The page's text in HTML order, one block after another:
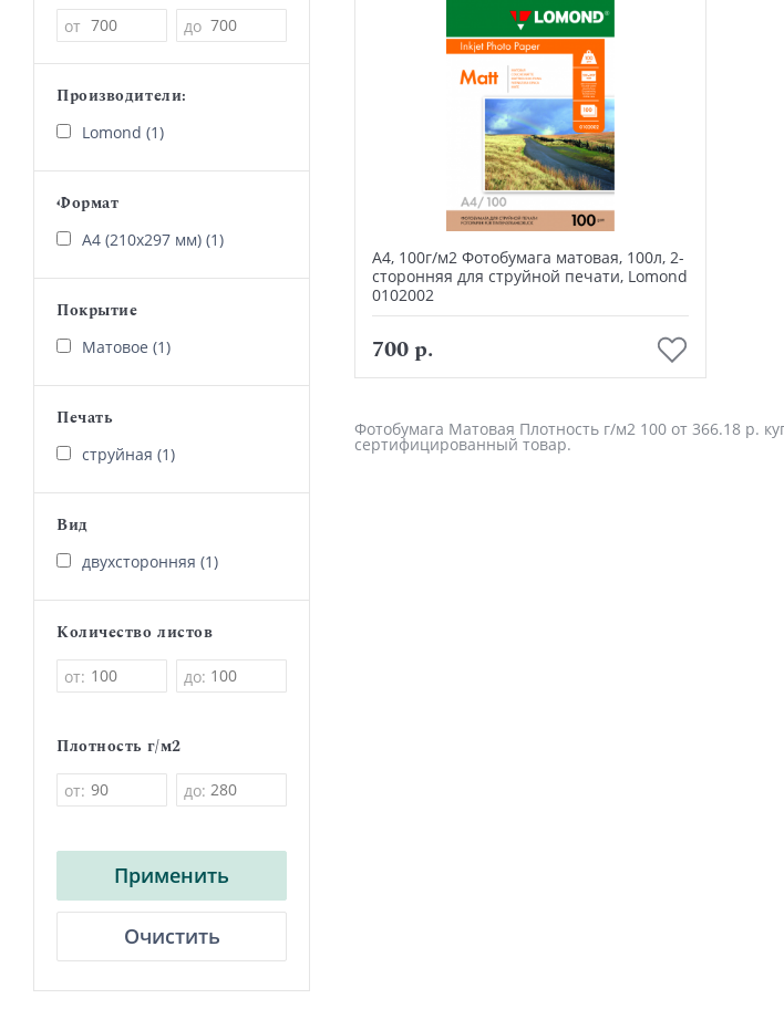
Цена
от до
Производители:
Lomond (1)
Формат
А4 (210х297 мм) (1)
Покрытие
Матовое (1)
Печать
струйная (1)
Вид
двухсторонняя (1)
Количество листов
от: до:
Плотность г/м2
от: до:
Применить
Очистить
А4, 100г/м2 Фотобумага матовая, 100л, 2-
сторонняя для струйной печати, Lomond
0102002
700 р.
Фотобумага Матовая Плотность г/м2 100 от 366.18 р.
сертифицированный товар.